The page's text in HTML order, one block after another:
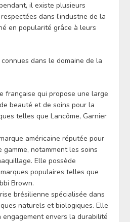
il existe plusieurs
dans l’industrie de la
en popularité grâce à leurs
dans le domaine de la
française qui propose une large
beauté et de soins pour la
telles que Lancôme, Garnier
américaine réputée pour
notamment les soins
Elle possède
populaires telles que
Brown.
brésilienne spécialisée dans
naturels et biologiques. Elle
engagement envers la durabilité